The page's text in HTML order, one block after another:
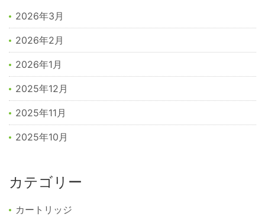
2026年3月
2026年2月
2026年1月
2025年12月
2025年11月
2025年10月
カテゴリー
カートリッジ